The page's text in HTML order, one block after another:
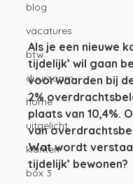
blog
vacatures
btw
duurzaam
home
uitgelicht
klanten
box 3
Als je een nieuwe
tijdelijk’ wil gaan
voorwaarden bij
2%
plaats van 10,4%.
van
Wat wordt
tijdelijk’ bewonen?